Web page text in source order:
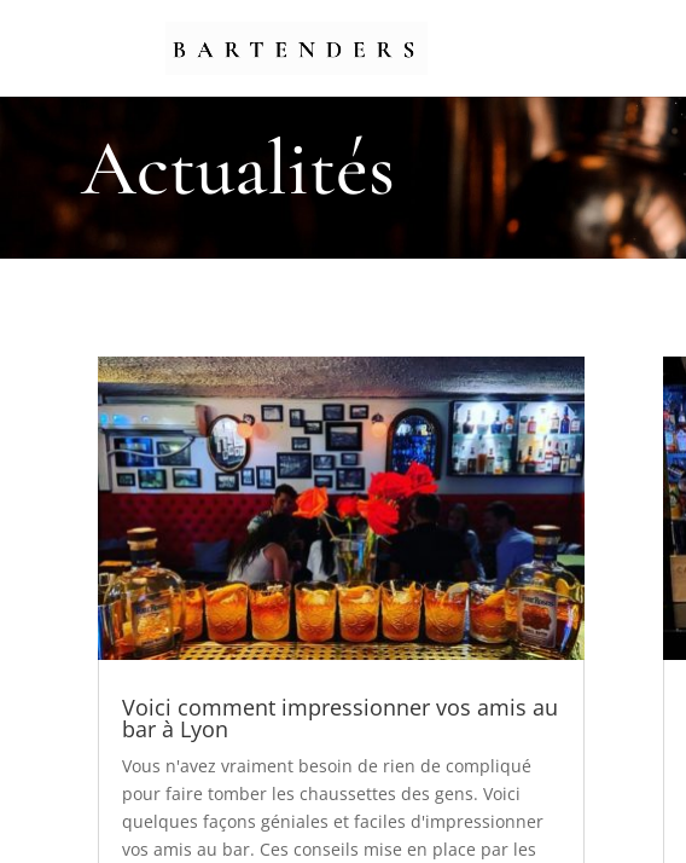
Actualités
Voici comment impressionner vos amis au
bar à Lyon
Vous n'avez vraiment besoin de rien de compliqué
pour faire tomber les chaussettes des gens. Voici
quelques façons géniales et faciles d'impressionner
vos amis au bar. Ces conseils mise en place par les